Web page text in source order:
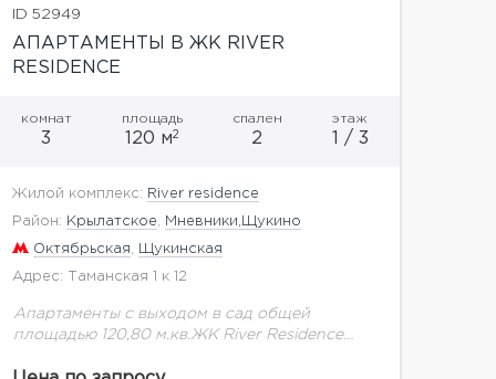
ID 52949
АПАРТАМЕНТЫ В ЖК RIVER
RESIDENCE
комнат
3
площадь
120 м2
спален
2
этаж
1 / 3
Жилой комплекс: River residence
Район: Крылатское Мневники,Щукино
Октябрьская Щукинская
Адрес: Таманская 1 к 12
Апартаменты с выходом в сад общей
площадью 120,80 м.кв.ЖК River Residence